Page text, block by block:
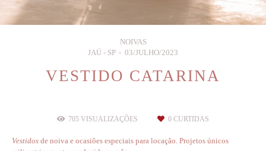
NOIVAS
JAÚ - SP
03/JULHO/2023
VESTIDO CATARINA
705 VISUALIZAÇÕES 0 CURTIDAS
Vestidos de noiva e ocasiões especiais para locação. Projetos únicos